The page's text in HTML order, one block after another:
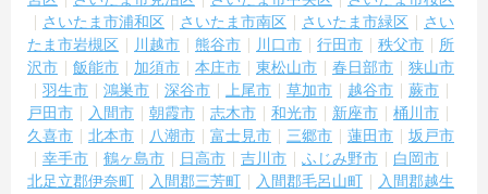
さいたま市浦和区
さいたま市南区 さいたま市緑区
さい
たま市岩槻区
川越市 熊谷市 川口市 行田市 秩父市
所
沢市
飯能市 加須市 本庄市 東松山市 春日部市
狭山市
羽生市
鴻巣市 深谷市 上尾市 草加市 越谷市
蕨市
戸田市
入間市 朝霞市 志木市 和光市 新座市
桶川市
久喜市
北本市 八潮市 富士見市 三郷市 蓮田市
坂戸市
幸手市
鶴ヶ島市 日高市 吉川市 ふじみ野市
白岡市
北足立郡伊奈町
入間郡三芳町 入間郡毛呂山町
入間郡越生